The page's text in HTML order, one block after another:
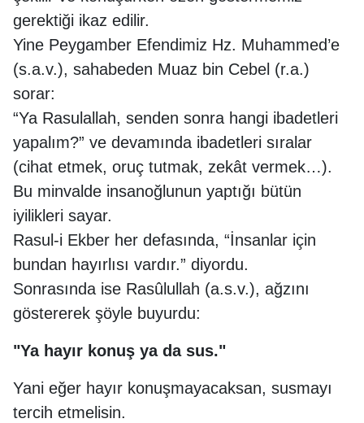
gerektiği ikaz edilir.
Yine Peygamber Efendimiz Hz. Muhammed’e
(s.a.v.), sahabeden Muaz bin Cebel (r.a.)
sorar:
“Ya Rasulallah, senden sonra hangi ibadetleri
yapalım?” ve devamında ibadetleri sıralar
(cihat etmek, oruç tutmak, zekât vermek…).
Bu minvalde insanoğlunun yaptığı bütün
iyilikleri sayar.
Rasul-i Ekber her defasında, “İnsanlar için
bundan hayırlısı vardır.” diyordu.
Sonrasında ise Rasûlullah (a.s.v.), ağzını
göstererek şöyle buyurdu:
"Ya hayır konuş ya da sus."
Yani eğer hayır konuşmayacaksan, susmayı
tercih etmelisin.